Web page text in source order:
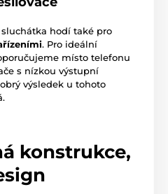
hodí také pro
. Pro ideální
místo telefonu
s nízkou výstupní
výsledek u tohoto
konstrukce,